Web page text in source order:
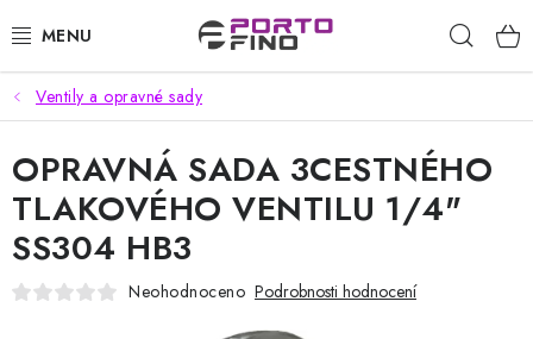
na
CHEMIE A PÉČE O VOZIDLA
PŘÍSLUŠENSTVÍ A ND K AUTOMYČKÁM
VYSOKOTLAKÉ A ČISTÍCÍ STROJE
VYSAVAČE, TEPOVAČE
Ventily a opravné sady
OPRAVNÁ SADA 3CESTNÉHO
TLAKOVÉHO VENTILU 1/4"
SS304 HB3
Neohodnoceno Podrobnosti hodnocení